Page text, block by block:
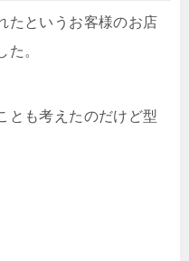
たというお客様のお店
。
とも考えたのだけど型